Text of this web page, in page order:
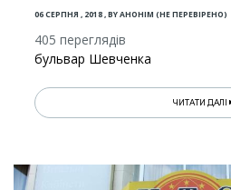
06 СЕРПНЯ , 2018,BYАНОНІМ (НЕ ПЕРЕВІРЕНО)
405 переглядів
бульвар Шевченка
ЧИТАТИ ДАЛІ